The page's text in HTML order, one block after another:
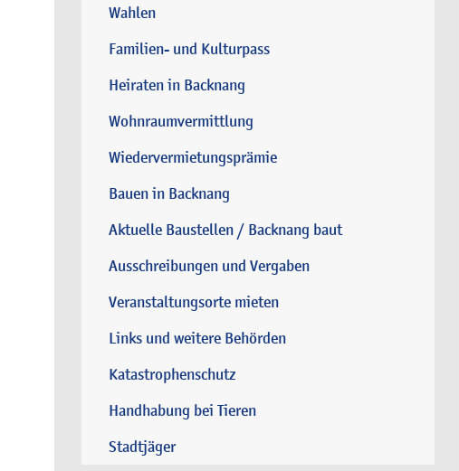
Wahlen
Familien- und Kulturpass
Heiraten in Backnang
Wohnraumvermittlung
Wiedervermietungsprämie
Bauen in Backnang
Aktuelle Baustellen / Backnang baut
Ausschreibungen und Vergaben
Veranstaltungsorte mieten
Links und weitere Behörden
Katastrophenschutz
Handhabung bei Tieren
Stadtjäger